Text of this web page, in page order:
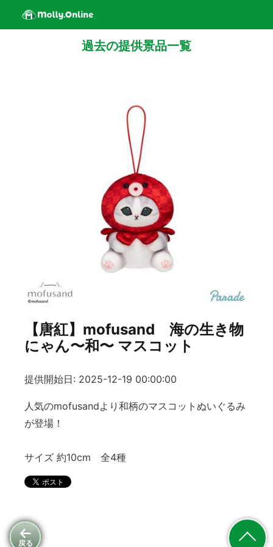
戻る
過去の提供景品一覧
【唐紅】mofusand 海の生き物
にゃん〜和〜 マスコット
提供開始日: 2025-12-19 00:00:00
人気のmofusandより和柄のマスコットぬいぐるみ
が登場！
サイズ 約10cm 全4種